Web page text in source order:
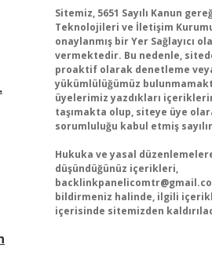
Sitemiz, 5651 Sayılı Kanun
Teknolojileri ve İletişim
onaylanmış bir Yer Sağlayıcı
vermektedir. Bu nedenle,
proaktif olarak denetleme
yükümlülüğümüz
üyelerimiz yazdıkları
taşımakta olup, siteye üye
sorumluluğu kabul etmiş
Hukuka ve yasal
düşündüğünüz içerikleri,
bildirmeniz halinde, ilgili
içerisinde sitemizden